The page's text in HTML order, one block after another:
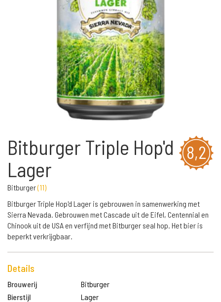
8,2
Bitburger Triple Hop'd
Lager
Bitburger(11)
Bitburger Triple Hop'd Lager is gebrouwen in samenwerking met
Sierra Nevada. Gebrouwen met Cascade uit de Eifel, Centennial en
Chinook uit de USA en verfijnd met Bitburger seal hop. Het bier is
beperkt verkrijgbaar.
Details
Brouwerij
Bitburger
Bierstijl
Lager